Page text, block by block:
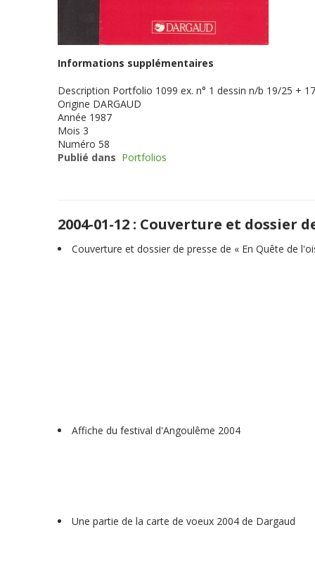
Informations supplémentaires
Description Portfolio 1099 ex. n° 1 dessin n/b 19/25 +
Origine DARGAUD
Année 1987
Mois 3
Numéro 58
Publié dans Portfolios
2004-01-12 : Couverture et dossier
Couverture et dossier de presse de « En Quête de
Affiche du festival d'Angoulême 2004
Une partie de la carte de voeux 2004 de Dargaud